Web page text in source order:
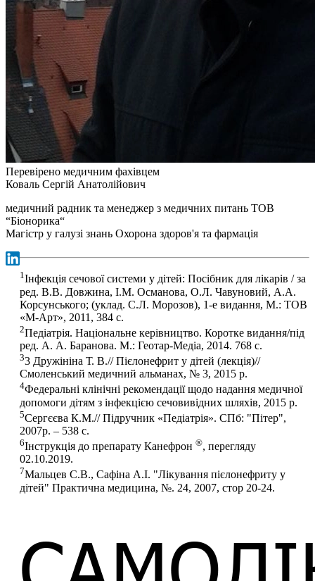
Перевірено медичним фахівцем
Коваль Сергій Анатолійович
медичний радник та менеджер з медичних питань ТОВ
“Біонорика“
Магістр у галузі знань Охорона здоров'я та фармація
1Інфекція сечової системи у дітей: Посібник для лікарів / за
ред. В.В. Довжина, І.М. Османова, О.Л. Чавуновий, А.А.
Корсунського; (уклад. С.Л. Морозов), 1-е видання, М.: ТОВ
«М-Арт», 2011, 384 с.
2Педіатрія. Національне керівництво. Коротке видання/під
ред. А. А. Баранова. М.: Геотар-Медіа, 2014. 768 с.
33 Дружініна Т. В.// Пієлонефрит у дітей (лекція)//
Смоленський медичний альманах, № 3, 2015 р.
4Федеральні клінічні рекомендації щодо надання медичної
допомоги дітям з інфекцією сечовивідних шляхів, 2015 р.
5Сергєєва К.М.// Підручник «Педіатрія». СПб: "Пітер",
2007р. – 538 с.
6Інструкція до препарату Канефрон ®, перегляду
02.10.2019.
7Мальцев С.В., Сафіна А.І. "Лікування пієлонефриту у
дітей" Практична медицина, №. 24, 2007, стор 20-24.